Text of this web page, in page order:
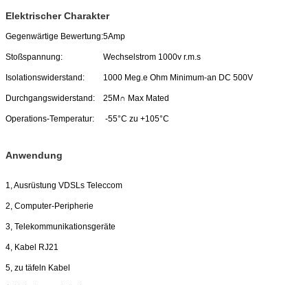
Elektrischer Charakter
Gegenwärtige Bewertung:5Amp
Stoßspannung: Wechselstrom 1000v r.m.s
Isolationswiderstand: 1000 Meg.e Ohm Minimum-an DC 500V
Durchgangswiderstand: 25M∩ Max Mated
Operations-Temperatur: -55°C zu +105°C
Anwendung
1, Ausrüstung VDSLs Teleccom
2, Computer-Peripherie
3, Telekommunikationsgeräte
4, Kabel RJ21
5, zu täfeln Kabel